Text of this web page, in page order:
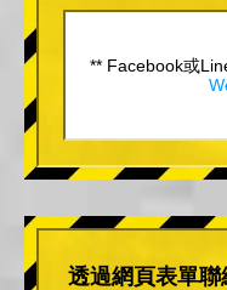
** Facebook或
透過網頁表單聯